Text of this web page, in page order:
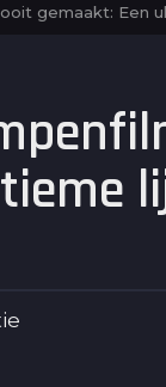
gemaakt: Een